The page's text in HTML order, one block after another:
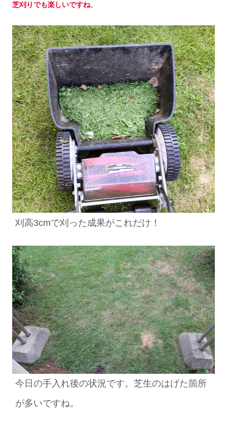
芝刈りでも楽しいですね。
刈高3cmで刈った成果がこれだけ！
今日の手入れ後の状況です。芝生のはげた箇所
が多いですね。